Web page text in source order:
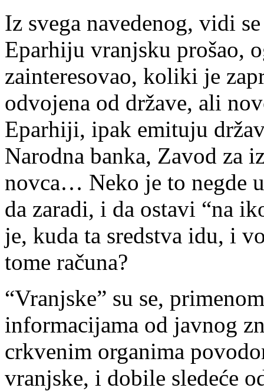
Iz svega navedenog, vidi
Eparhiju vranjsku prošao,
zainteresovao, koliki je
odvojena od države, ali
Eparhiji, ipak emituju
Narodna banka, Zavod za
novca… Neko je to negde
da zaradi, i da ostavi “na
je, kuda ta sredstva idu, i
tome računa?
“Vranjske” su se,
informacijama od javnog
crkvenim organima
vranjske, i dobile sledeće